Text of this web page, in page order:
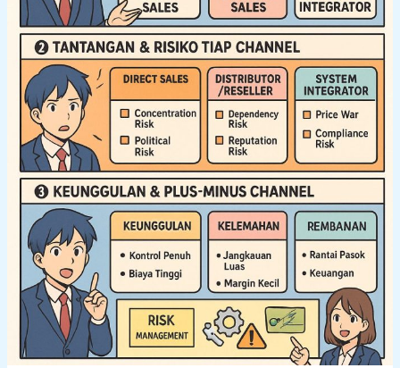
Risiko
(Bagian
3)